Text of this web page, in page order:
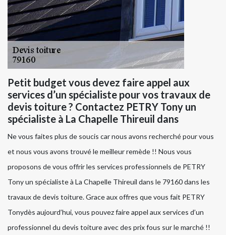
Petit budget vous devez faire appel aux
services d’un spécialiste pour vos travaux de
devis toiture ? Contactez PETRY Tony un
spécialiste à La Chapelle Thireuil dans
Ne vous faites plus de soucis car nous avons recherché pour vous
et nous vous avons trouvé le meilleur remède !! Nous vous
proposons de vous offrir les services professionnels de PETRY
Tony un spécialiste à La Chapelle Thireuil dans le 79160 dans les
travaux de devis toiture. Grace aux offres que vous fait PETRY
Tonydès aujourd’hui, vous pouvez faire appel aux services d’un
professionnel du devis toiture avec des prix fous sur le marché !!